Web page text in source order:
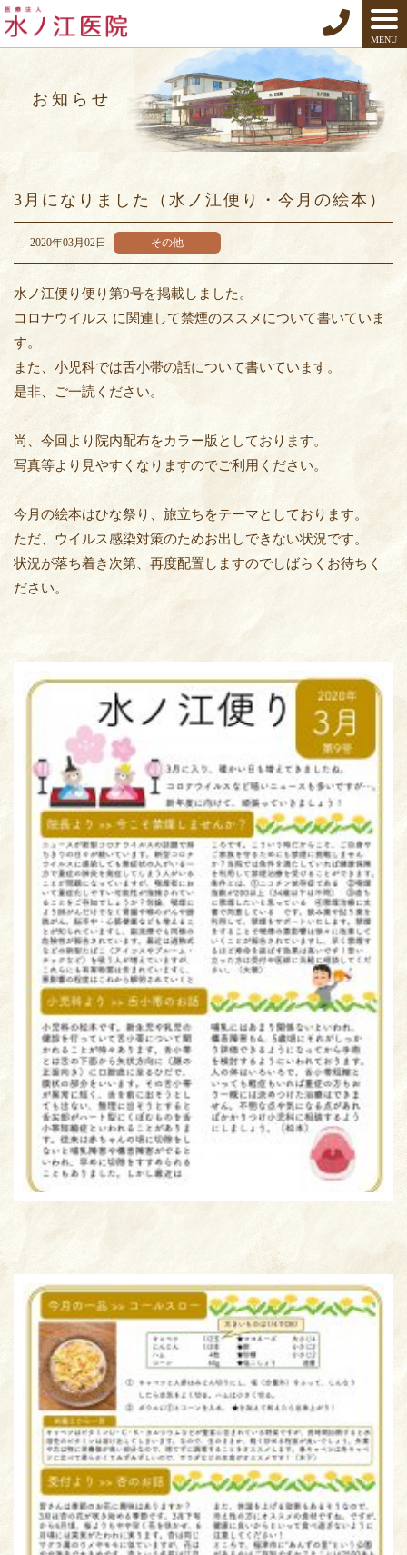
お知らせ
MENU
3月になりました（水ノ江便り・今月の絵本）
2020年03月02日 その他
水ノ江便り便り第9号を掲載しました。
コロナウイルス に関連して禁煙のススメについて書いていま
す。
また、小児科では舌小帯の話について書いています。
是非、ご一読ください。
尚、今回より院内配布をカラー版としております。
写真等より見やすくなりますのでご利用ください。
今月の絵本はひな祭り、旅立ちをテーマとしております。
ただ、ウイルス感染対策のためお出しできない状況です。
状況が落ち着き次第、再度配置しますのでしばらくお待ちく
ださい。